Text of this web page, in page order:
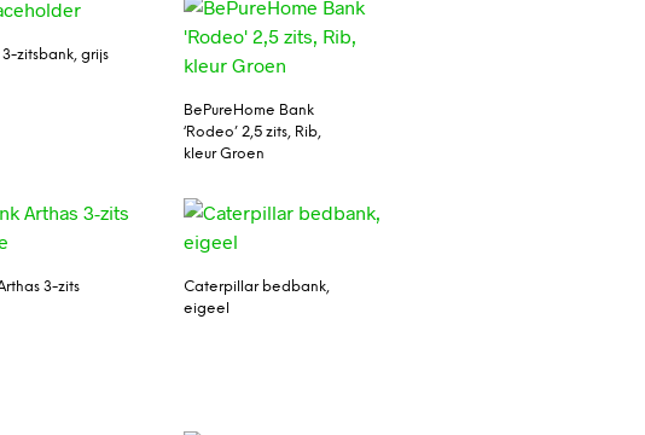
3-zitsbank, grijs
BePureHome Bank
‘Rodeo’ 2,5 zits, Rib,
kleur Groen
3-zits
Caterpillar bedbank,
eigeel